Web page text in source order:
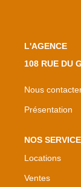
L'AGENCE
108 RUE DU
Nous
Présentation
NOS
Locations
Ventes